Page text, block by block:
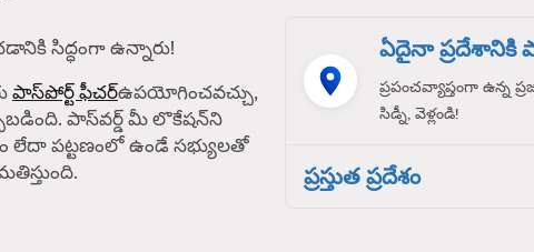
సిద్ధంగా ఉన్నారు!
పాస్‌పోర్ట్ ఫీచర్ఉపయోగించవచ్చు,
పాస్‌వర్డ్ మీ లొకేషన్‌ని
పట్టణంలో ఉండే సభ్యులతో
ఏదైనా ప్రదేశానికి
ప్రపంచవ్యాప్తంగా ఉన్న
సిడ్నీ, వెళ్లండి!
ప్రస్తుత ప్రదేశం